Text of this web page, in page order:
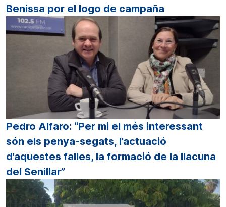
Benissa por el logo de campaña
Pedro Alfaro: “Per mi el més interessant
són els penya-segats, l’actuació
d’aquestes falles, la formació de la llacuna
del Senillar”